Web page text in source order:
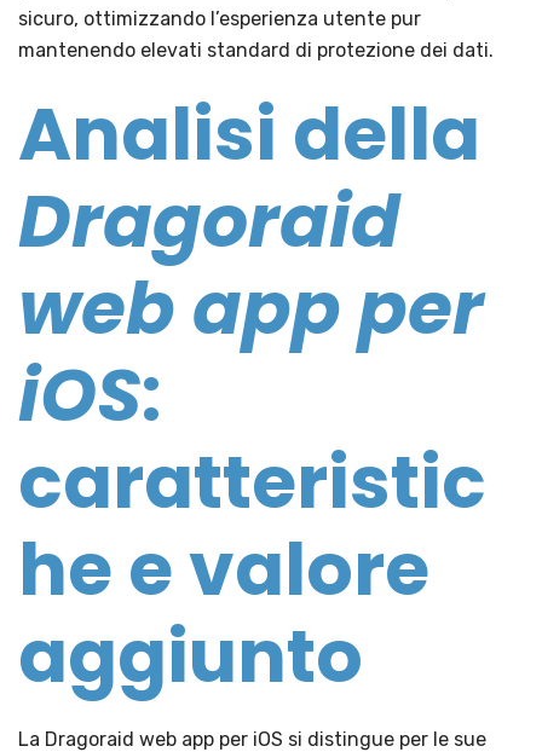
sicuro, ottimizzando l’esperienza utente pur
mantenendo elevati standard di protezione dei dati.
Analisi della
Dragoraid
web app per
iOS:
caratteristic
he e valore
aggiunto
La Dragoraid web app per iOS si distingue per le sue